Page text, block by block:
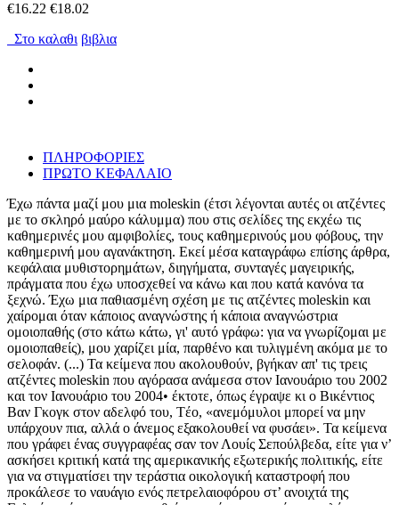
€16.22 €18.02
Στο καλαθι βιβλια
ΠΛΗΡΟΦΟΡΙΕΣ
ΠΡΩΤΟ ΚΕΦΑΛΑΙΟ
Έχω πάντα μαζί μου μια moleskin (έτσι λέγονται αυτές οι ατζέντες
με το σκληρό μαύρο κάλυμμα) που στις σελίδες της εκχέω τις
καθημερινές μου αμφιβολίες, τους καθημερινούς μου φόβους, την
καθημερινή μου αγανάκτηση. Εκεί μέσα καταγράφω επίσης άρθρα,
κεφάλαια μυθιστορημάτων, διηγήματα, συνταγές μαγειρικής,
πράγματα που έχω υποσχεθεί να κάνω και που κατά κανόνα τα
ξεχνώ. Έχω μια παθιασμένη σχέση με τις ατζέντες moleskin και
χαίρομαι όταν κάποιος αναγνώστης ή κάποια αναγνώστρια
ομοιοπαθής (στο κάτω κάτω, γι' αυτό γράφω: για να γνωρίζομαι με
ομοιοπαθείς), μου χαρίζει μία, παρθένο και τυλιγμένη ακόμα με το
σελοφάν. (...) Τα κείμενα που ακολουθούν, βγήκαν απ' τις τρεις
ατζέντες moleskin που αγόρασα ανάμεσα στον Ιανουάριο του 2002
και τον Ιανουάριο του 2004• έκτοτε, όπως έγραψε κι ο Βικέντιος
Βαν Γκογκ στον αδελφό του, Tέο, «ανεμόμυλοι μπορεί να μην
υπάρχουν πια, αλλά ο άνεμος εξακολουθεί να φυσάει». Τα κείμενα
που γράφει ένας συγγραφέας σαν τον Λουίς Σεπούλβεδα, είτε για ν’
ασκήσει κριτική κατά της αμερικανικής εξωτερικής πολιτικής, είτε
για να στιγματίσει την τεράστια οικολογική καταστροφή που
προκάλεσε το ναυάγιο ενός πετρελαιοφόρου στ’ ανοιχτά της